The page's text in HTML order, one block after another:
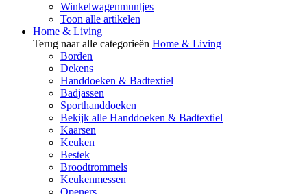
Winkelwagenmuntjes
Toon alle artikelen
Home & Living
Terug naar alle categorieën Home & Living
Borden
Dekens
Handdoeken & Badtextiel
Badjassen
Sporthanddoeken
Bekijk alle Handdoeken & Badtextiel
Kaarsen
Keuken
Bestek
Broodtrommels
Keukenmessen
Openers